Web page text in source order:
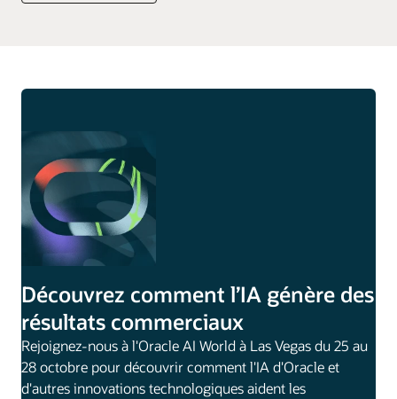
Découvrez comment l’IA génère des
résultats commerciaux
Rejoignez-nous à l'Oracle AI World à Las Vegas du 25 au
28 octobre pour découvrir comment l'IA d'Oracle et
d'autres innovations technologiques aident les